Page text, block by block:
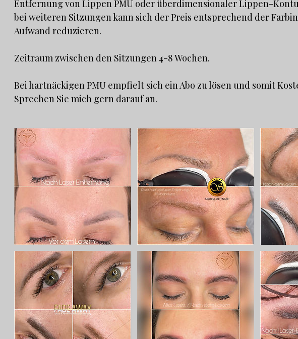
Entfernung von Lippen PMU oder überdimensionaler Lippen-
bei weiteren Sitzungen kann sich der Preis entsprechend der
Aufwand reduzieren.
Zeitraum zwischen den Sitzungen 4-8 Wochen.
Bei hartnäckigen PMU empfielt sich ein Abo zu lösen und somit
Sprechen Sie mich gern darauf an.